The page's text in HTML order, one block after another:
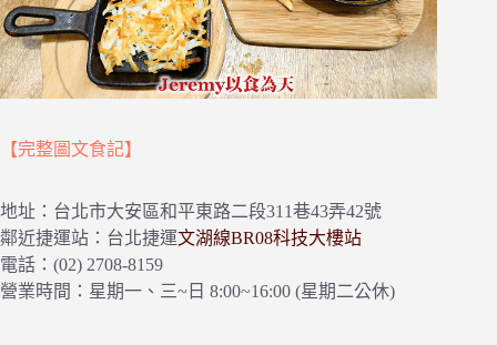
【完整圖文食記】
地址：台北市大安區和平東路二段311巷43弄42號
鄰近捷運站：台北捷運文湖線BR08科技大樓站
電話：(02) 2708-8159
營業時間：星期一、三~日 8:00~16:00 (星期二公休)